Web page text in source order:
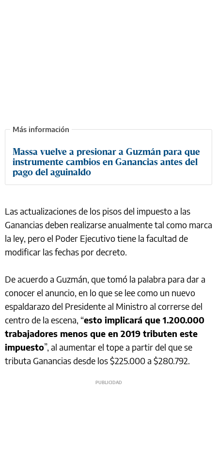
Massa vuelve a presionar a Guzmán para que
instrumente cambios en Ganancias antes del
pago del aguinaldo
Las actualizaciones de los pisos del impuesto a las
Ganancias deben realizarse anualmente tal como marca
la ley, pero el Poder Ejecutivo tiene la facultad de
modificar las fechas por decreto.
De acuerdo a Guzmán, que tomó la palabra para dar a
conocer el anuncio, en lo que se lee como un nuevo
espaldarazo del Presidente al Ministro al correrse del
centro de la escena, “esto implicará que 1.200.000
trabajadores menos que en 2019 tributen este
impuesto”, al aumentar el tope a partir del que se
tributa Ganancias desde los $225.000 a $280.792.